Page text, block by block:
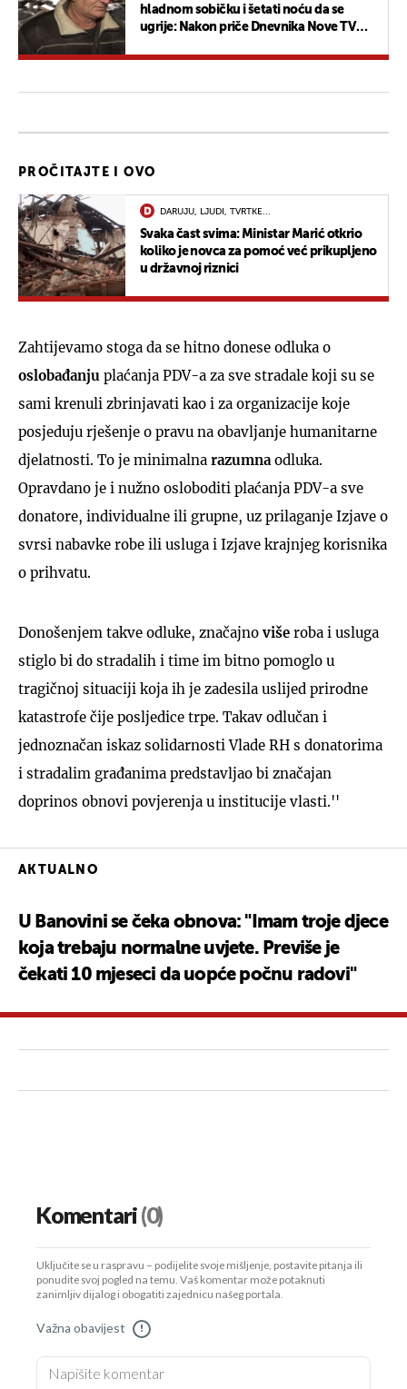
hladnom sobičku i šetati noću da se
ugrije: Nakon priče Dnevnika Nove TV
PROČITAJTE I OVO
DARUJU, LJUDI, TVRTKE...
Svaka čast svima: Ministar Marić otkrio
koliko je novca za pomoć već prikupljeno
u državnoj riznici
Zahtijevamo stoga da se hitno donese odluka o
oslobađanju plaćanja PDV-a za sve stradale koji su se
sami krenuli zbrinjavati kao i za organizacije koje
posjeduju rješenje o pravu na obavljanje humanitarne
djelatnosti. To je minimalna razumna odluka.
Opravdano je i nužno osloboditi plaćanja PDV-a sve
donatore, individualne ili grupne, uz prilaganje Izjave o
svrsi nabavke robe ili usluga i Izjave krajnjeg korisnika
o prihvatu.
Donošenjem takve odluke, značajnoviše roba i usluga
stiglo bi do stradalih i time im bitno pomoglo u
tragičnoj situaciji koja ih je zadesila uslijed prirodne
katastrofe čije posljedice trpe. Takav odlučan i
jednoznačan iskaz solidarnosti Vlade RH s donatorima
i stradalim građanima predstavljao bi značajan
doprinos obnovi povjerenja u institucije vlasti.''
AKTUALNO
U Banovini se čeka obnova: "Imam troje djece
koja trebaju normalne uvjete. Previše je
čekati 10 mjeseci da uopće počnu radovi"
Komentari(0)
Uključite se u raspravu – podijelite svoje mišljenje, postavite pitanja ili
ponudite svoj pogled na temu. Vaš komentar može potaknuti
zanimljiv dijalog i obogatiti zajednicu našeg portala.
Važna obavijest !